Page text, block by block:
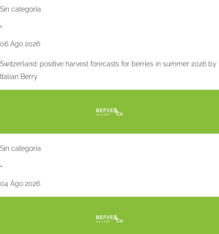
Sin categoría
•
06 Ago 2026
Switzerland: positive harvest forecasts for berries in summer 2026 by
Italian Berry
Sin categoría
•
04 Ago 2026